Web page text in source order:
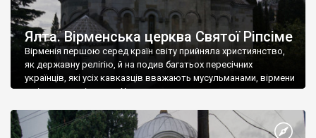
Ялта. Вірменська церква Святої Ріпсіме
Вірменія першою серед країн світу прийняла християнство,
як державну релігію, й на подив багатьох пересічних
українців, які усіх кавказців вважають мусульманами, вірмени
є відданими вірянами Христа